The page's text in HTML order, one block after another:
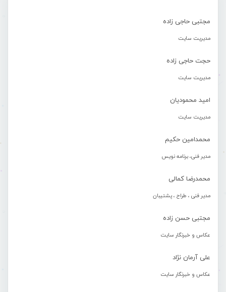
مجتبی حاجی زاده
مدیریت سایت
حجت حاجی زاده
مدیریت سایت
امید محمودیان
مدیریت سایت
محمدامین حکیم
مدیر فنی، برنامه نویس
محمدرضا کمالی
مدیر فنی ، طراح ، پشتیبان
مجتبی حسن زاده
عکاس و خبرنگار سایت
علی آرمان نژاد
عکاس و خبرنگار سایت